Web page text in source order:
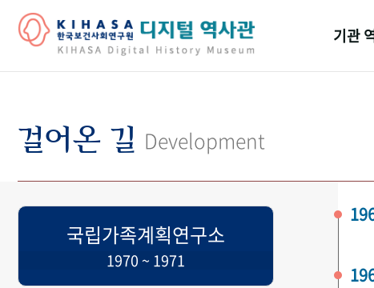
기관
걸어온 길 Development
국립가족계획연구소
1970 ~ 1971